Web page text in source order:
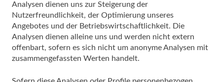
Analysen dienen uns zur Steigerung der
Nutzerfreundlichkeit, der Optimierung unseres
Angebotes und der Betriebswirtschaftlichkeit. Die
Analysen dienen alleine uns und werden nicht extern
offenbart, sofern es sich nicht um anonyme Analysen mit
zusammengefassten Werten handelt.